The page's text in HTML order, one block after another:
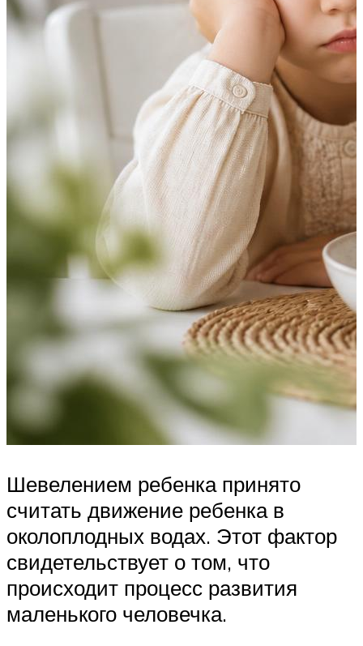
Шевелением ребенка принято
считать движение ребенка в
околоплодных водах. Этот фактор
свидетельствует о том, что
происходит процесс развития
маленького человечка.